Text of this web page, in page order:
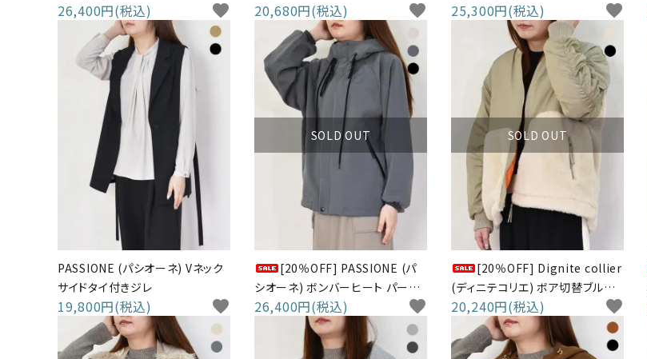
26,400円(税込) favorite 20,680円(税込) favorite 25,300円(税込) favorite
PASSIONE (パシオーネ) Vネック
サイドタイ付きジレ
19,800円(税込) favorite
SOLD OUT
[20％OFF] PASSIONE (パ
シオーネ) ボンバーヒート パーカ
ー
26,400円(税込) favorite
SOLD OUT
[20％OFF] Dignite collier
(ディニテコリエ) ボア切替ブルゾ
ン
20,240円(税込) favorite